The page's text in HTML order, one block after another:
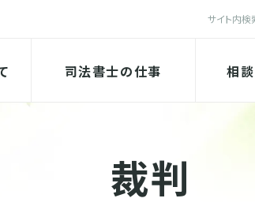
士会司法書士の仕事 相談
検
裁判